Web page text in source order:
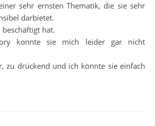
sehr ernsten Thematik, die sie sehr
darbietet.
hat.
konnte sie mich leider gar nicht
zu drückend und ich könnte sie einfach